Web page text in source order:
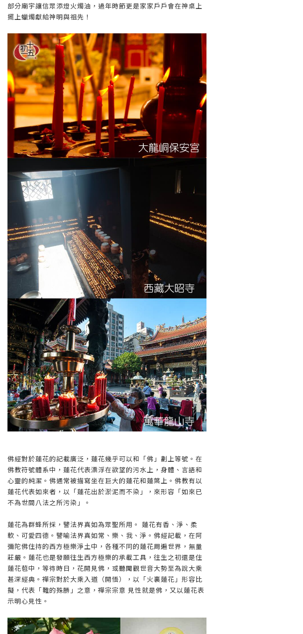
部分廟宇讓信眾添燈火燭油，過年時節更是家家戶戶會在神桌上
擺上蠟燭獻給神明與祖先！
佛經對於蓮花的記載廣泛，蓮花幾乎可以和「佛」劃上等號。在
佛教符號體系中，蓮花代表漂浮在欲望的污水上，身體、言語和
心靈的純潔。佛通常被描寫坐在巨大的蓮花和蓮葉上。佛教有以
蓮花代表如來者，以「蓮花出於淤泥而不染」，來形容「如來已
不為世間八法之所污染」。
蓮花為群蜂所採，譬法界真如為眾聖所用。 蓮花有香、淨、柔
軟、可愛四德。譬喻法界真如常、樂、我、淨。佛經記載，在阿
彌陀佛住持的西方極樂淨土中，各種不同的蓮花周遍世界，無量
莊嚴。蓮花也是發願往生西方極樂的承載工具，往生之初還是住
蓮花苞中，等待時日，花開見佛，或聽聞觀世音大勢至為說大乘
甚深經典。禪宗對於大乘入道（開悟），以「火裏蓮花」形容比
擬，代表「難的殊勝」之意，禪宗宗意 見性就是佛，又以蓮花表
示明心見性。